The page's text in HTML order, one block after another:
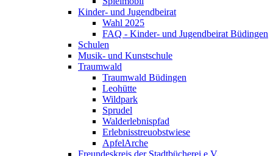
Kinder- und Jugendbeirat
Wahl 2025
FAQ - Kinder- und Jugendbeirat Büdingen
Schulen
Musik- und Kunstschule
Traumwald
Traumwald Büdingen
Leohütte
Wildpark
Sprudel
Walderlebnispfad
Erlebnisstreuobstwiese
ApfelArche
Freundeskreis der Stadtbücherei e.V.